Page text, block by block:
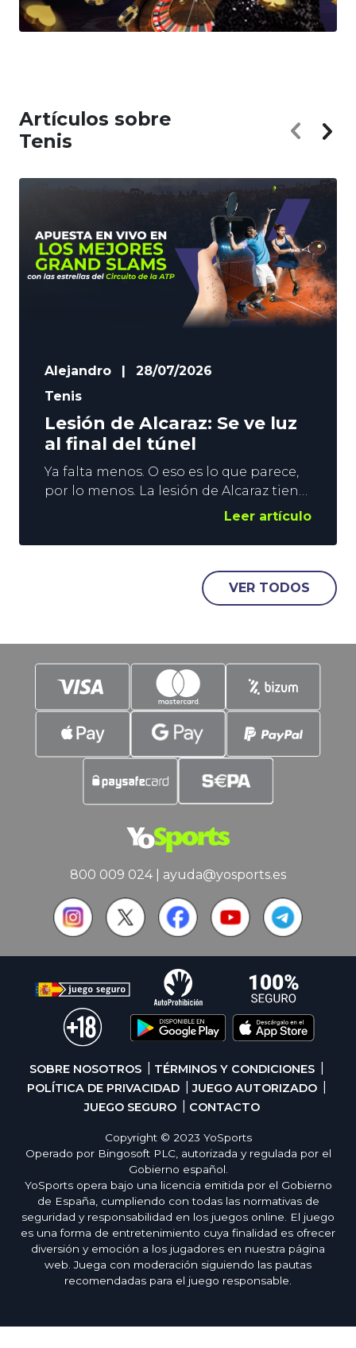
Artículos sobre
Tenis
Alejandro
28/07/2026
Tenis
Lesión de Alcaraz: Se ve luz
al final del túnel
Ya falta menos. O eso es lo que parece,
por lo menos. La lesión de Alcaraz tiene
al español fuera de las pistas desde
entre los 2 mejores tenistas del
momento. Todo hace indicar que
agosto será el mes de la reaparición del
Leer artículo
VER TODOS
800 009 024| ayuda@yosports.es
SOBRE NOSOTROS
TÉRMINOS Y CONDICIONES
POLÍTICA DE PRIVACIDAD
JUEGO AUTORIZADO
JUEGO SEGURO
CONTACTO
Copyright © 2023 YoSports
Operado por Bingosoft PLC, autorizada y regulada por el
Gobierno español.
YoSports opera bajo una licencia emitida por el Gobierno
de España, cumpliendo con todas las normativas de
seguridad y responsabilidad en los juegos online. El juego
es una forma de entretenimiento cuya finalidad es ofrecer
diversión y emoción a los jugadores en nuestra página
web. Juega con moderación siguiendo las pautas
recomendadas para el juego responsable.